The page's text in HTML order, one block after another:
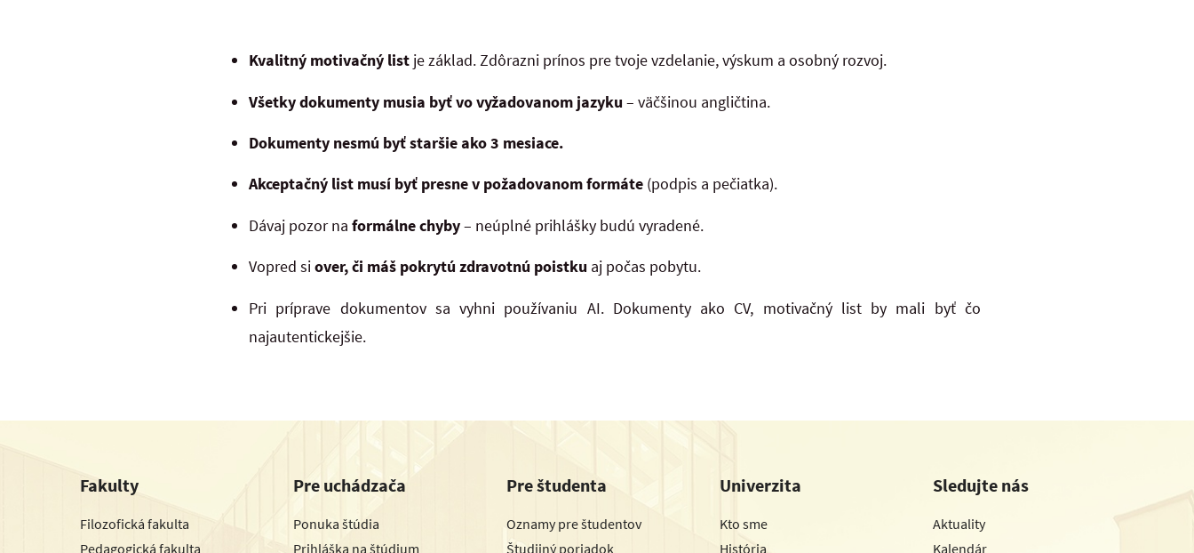
Kvalitný motivačný list je základ. Zdôrazni prínos pre tvoje vzdelanie, výskum a osobný rozvoj.
Všetky dokumenty musia byť vo vyžadovanom jazyku – väčšinou angličtina.
Dokumenty nesmú byť staršie ako 3 mesiace.
Akceptačný list musí byť presne v požadovanom formáte (podpis a pečiatka).
Dávaj pozor na formálne chyby– neúplné prihlášky budú vyradené.
Vopred siover, či máš pokrytú zdravotnú poistku aj počas pobytu.
Pri príprave dokumentov sa vyhni používaniu AI. Dokumenty ako CV, motivačný list by mali byť čo
najautentickejšie.
Fakulty
Filozofická fakulta
Pedagogická fakulta
Pre uchádzača
Ponuka štúdia
Prihláška na štúdium
Pre študenta
Oznamy pre študentov
Študijný poriadok
Univerzita
Kto sme
História
Sledujte nás
Aktuality
Kalendár